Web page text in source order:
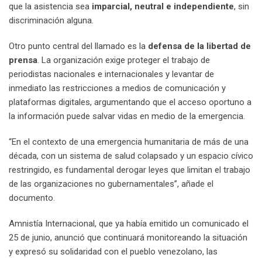
que la asistencia sea imparcial, neutral e independiente, sin
discriminación alguna.
Otro punto central del llamado es la defensa de la libertad de
prensa. La organización exige proteger el trabajo de
periodistas nacionales e internacionales y levantar de
inmediato las restricciones a medios de comunicación y
plataformas digitales, argumentando que el acceso oportuno a
la información puede salvar vidas en medio de la emergencia.
“En el contexto de una emergencia humanitaria de más de una
década, con un sistema de salud colapsado y un espacio cívico
restringido, es fundamental derogar leyes que limitan el trabajo
de las organizaciones no gubernamentales”, añade el
documento.
Amnistía Internacional, que ya había emitido un comunicado el
25 de junio, anunció que continuará monitoreando la situación
y expresó su solidaridad con el pueblo venezolano, las